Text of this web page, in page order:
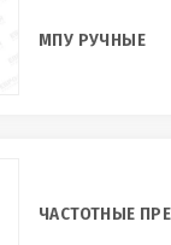
МПУ РУЧНЫЕ
ЧАСТОТНЫЕ